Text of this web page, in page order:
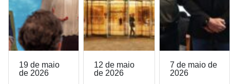
19 de maio
de 2026
12 de maio
de 2026
7 de maio de
2026